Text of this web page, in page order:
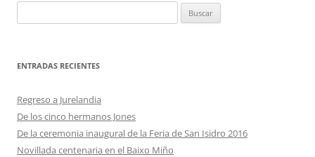
ENTRADAS RECIENTES
Regreso a Jurelandia
De los cinco hermanos Jones
De la ceremonia inaugural de la Feria de San Isidro 2016
Novillada centenaria en el Baixo Miño